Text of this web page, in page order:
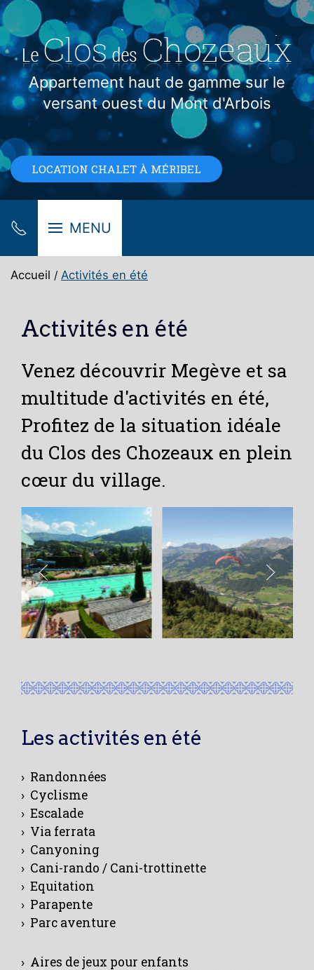
Appartement haut de gamme sur le
versant ouest du Mont d'Arbois
LOCATION CHALET À MÉRIBEL
MENU
Accueil Activités en été
Activités en été
Venez découvrir Megève et sa
multitude d'activités en été,
Profitez de la situation idéale
du Clos des Chozeaux en plein
cœur du village.
Les activités en été
› Randonnées
› Cyclisme
› Escalade
› Via ferrata
› Canyoning
› Cani-rando / Cani-trottinette
› Equitation
› Parapente
› Parc aventure
› Aires de jeux pour enfants